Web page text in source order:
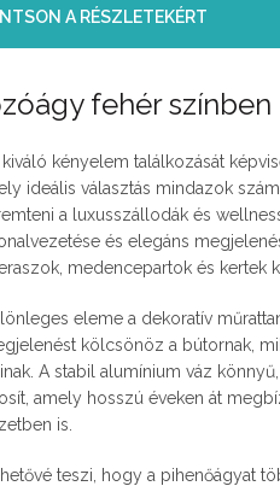
A RÉSZLETEKÉRT
fehér színben
kényelem találkozását
ideális választás mindazok
a luxusszállodák és
és elegáns
medencepartok és kertek
eleme a dekoratív
kölcsönöz a bútornak,
A stabil alumínium váz
amely hosszú éveken át
is.
teszi, hogy a pihenőágyat